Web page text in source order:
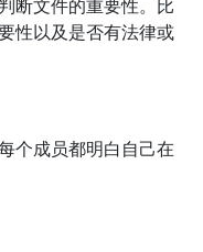
断文件的重要性。比
性以及是否有法律或
个成员都明白自己在